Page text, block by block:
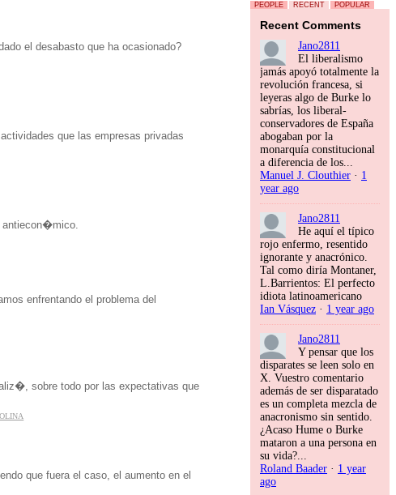
el desabasto que ha ocasionado?
que las empresas privadas
antiecon�mico.
enfrentando el problema del
sobre todo por las expectativas que
que fuera el caso, el aumento en el
PEOPLE RECENT POPULAR
Recent Comments
Jano2811
El liberalismo
jamás apoyó totalmente la
revolución francesa, si
leyeras algo de Burke lo
sabrías, los liberal-
conservadores de España
abogaban por la
monarquía constitucional
a diferencia de los...
Manuel J. Clouthier · 1
year ago
Jano2811
He aquí el típico
rojo enfermo, resentido
ignorante y anacrónico.
Tal como diría Montaner,
L.Barrientos: El perfecto
idiota latinoamericano
Ian Vásquez · 1 year ago
Jano2811
Y pensar que los
disparates se leen solo en
X. Vuestro comentario
además de ser disparatado
es un completa mezcla de
anacronismo sin sentido.
¿Acaso Hume o Burke
mataron a una persona en
su vida?...
Roland Baader · 1 year
ago